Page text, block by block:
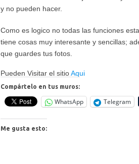
y no pueden hacer.
Como es logico no todas las funciones
tiene cosas muy interesante y sencillas;
que guardes tus fotos.
Pueden Visitar el sitioAqui
Compártelo en tus muros:
WhatsApp Telegram
Me gusta esto: